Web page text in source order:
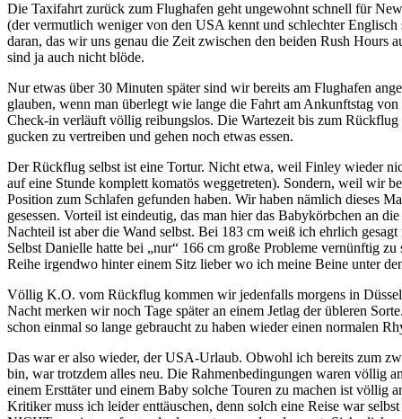
Die Taxifahrt zurück zum Flughafen geht ungewohnt schnell für
(der vermutlich weniger von den USA kennt und schlechter Englisch
daran, das wir uns genau die Zeit zwischen den beiden Rush Hours
sind ja auch nicht blöde.
Nur etwas über 30 Minuten später sind wir bereits am Flughafen
glauben, wenn man überlegt wie lange die Fahrt am Ankunftstag
Check-in verläuft völlig reibungslos. Die Wartezeit bis zum
gucken zu vertreiben und gehen noch etwas essen.
Der Rückflug selbst ist eine Tortur. Nicht etwa, weil Finley wieder
auf eine Stunde komplett komatös weggetreten). Sondern, weil wir
Position zum Schlafen gefunden haben. Wir haben nämlich dieses
gesessen. Vorteil ist eindeutig, das man hier das Babykörbchen an
Nachteil ist aber die Wand selbst. Bei 183 cm weiß ich ehrlich
Selbst Danielle hatte bei „nur“ 166 cm große Probleme vernünftig
Reihe irgendwo hinter einem Sitz lieber wo ich meine Beine unter
Völlig K.O. vom Rückflug kommen wir jedenfalls morgens in
Nacht merken wir noch Tage später an einem Jetlag der übleren
schon einmal so lange gebraucht zu haben wieder einen normalen
Das war er also wieder, der USA-Urlaub. Obwohl ich bereits zum
bin, war trotzdem alles neu. Die Rahmenbedingungen waren völlig
einem Ersttäter und einem Baby solche Touren zu machen ist völlig
Kritiker muss ich leider enttäuschen, denn solch eine Reise war